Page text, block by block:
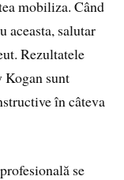
mobiliza. Când
aceasta, salutar
Rezultatele
Kogan sunt
în câteva
se